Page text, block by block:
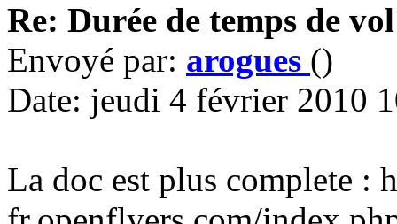
Re: Durée de temps de vol
Envoyé par: arogues ()
Date: jeudi 4 février 2010
La doc est plus complete :